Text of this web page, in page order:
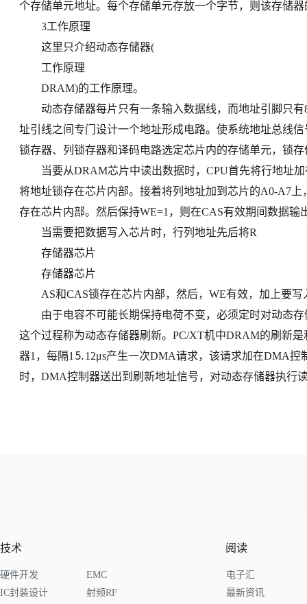
个存储单元地址。每个存储单元存放一个字节，则该存储
3工作原理
这里只介绍动态存储器(
工作原理
DRAM)的工作原理。
动态存储器每片只有一条输入数据线，而地址引脚只有
址引线之间专门设计一个地址形成电路。使系统地址总线
锁存器、列锁存器和译码电路选定芯片内的存储单元，锁
当要从DRAM芯片中读出数据时，CPU首先将行地址加
将地址锁存在芯片内部。接着将列地址加到芯片的A0-A7
存在芯片内部。然后保持WE=1，则在CAS有效期间数据输
当需要把数据写入芯片时，行列地址先后将R
存储器芯片
存储器芯片
AS和CAS锁存在芯片内部，然后，WE有效，加上要写
由于电容不可能长期保持电荷不变，必须定时对动态存
这个过程称为动态存储器刷新。PC/XT机中DRAM的刷新
器1，每隔1⒌12μs产生一次DMA请求，该请求加在DMA
时，DMA控制器送出到刷新地址信号，对动态存储器执行
技术
硬件开发
EMC
IC封装设计
射频RF
阅读
电子汇
最新资讯